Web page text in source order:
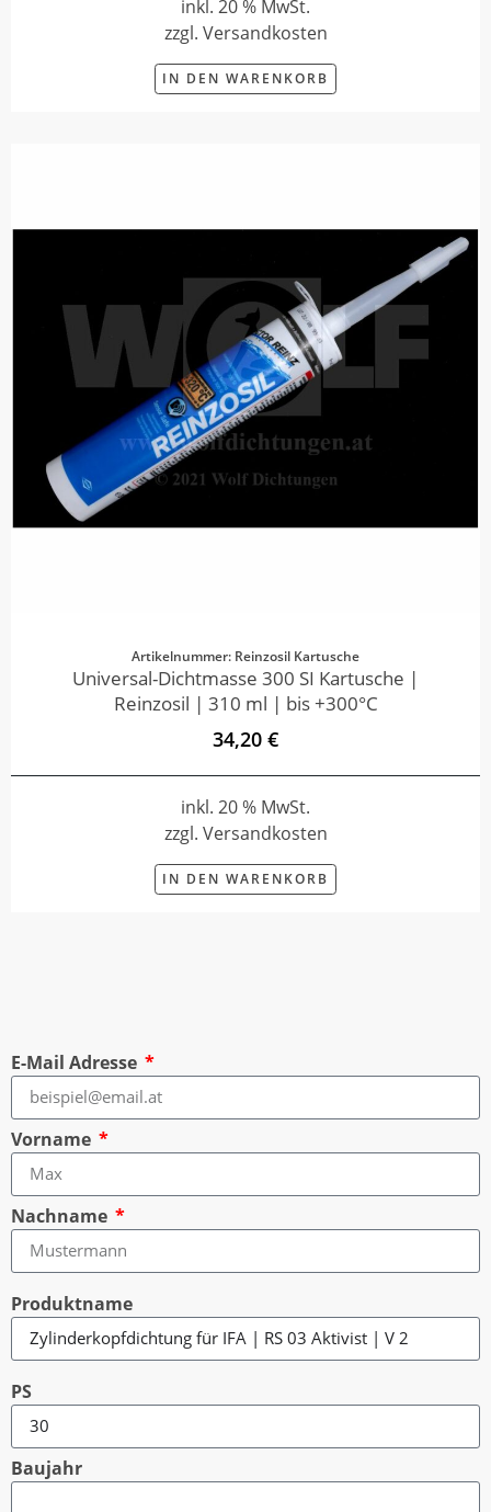
inkl. 20 % MwSt.
zzgl. Versandkosten
IN DEN WARENKORB
Artikelnummer: Reinzosil Kartusche
Universal-Dichtmasse 300 SI Kartusche |
Reinzosil | 310 ml | bis +300°C
34,20 €
inkl. 20 % MwSt.
zzgl. Versandkosten
IN DEN WARENKORB
E-Mail Adresse
Vorname
Nachname
Produktname
PS
Baujahr